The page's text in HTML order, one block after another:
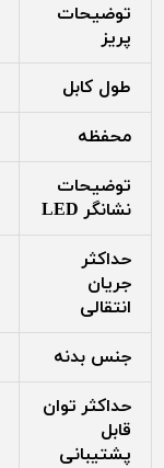
توضیحات
پریز
طول کابل
محفظه
توضیحات
نشانگر LED
حداکثر
جریان
انتقالی
جنس بدنه
حداکثر توان
قابل
پشتیبانی